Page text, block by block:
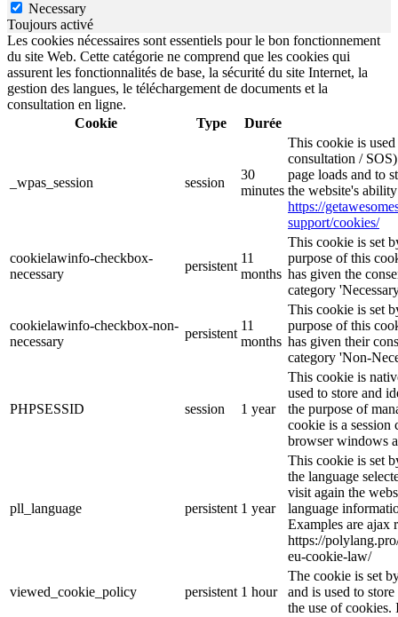
Necessary
Toujours activé
Les cookies nécessaires sont essentiels pour le bon fonctionnement
du site Web. Cette catégorie ne comprend que les cookies qui
assurent les fonctionnalités de base, la sécurité du site Internet, la
gestion des langues, le téléchargement de documents et la
consultation en ligne.
Cookie
Type Durée
_wpas_session session
30
minutes
This cookie is
consultation /
page loads and to
the website's
https://
support/cookies/
cookielawinfo-checkbox-
necessary
persistent
11
months
This cookie is set
purpose of this
has given the
category
cookielawinfo-checkbox-non-
necessary
persistent
11
months
This cookie is set
purpose of this
has given their
category 'Non-
PHPSESSID session 1 year
This cookie is
used to store and
the purpose of
cookie is a session
browser windows
pll_language persistent 1 year
This cookie is set
the language
visit again the
language
Examples are ajax
https://
eu-cookie-law/
viewed_cookie_policy persistent 1 hour
The cookie is set
and is used to
the use of cookies.